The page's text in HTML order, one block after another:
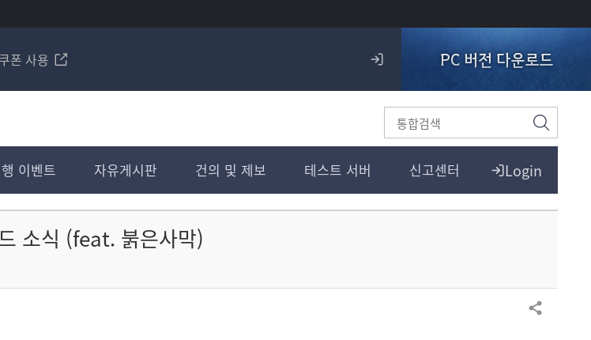
쿠폰 사용
로
PC 버전 다운로드
검
색
Login
이벤트 자유게시판 건의 및 제보 테스트 서버 신고센터
소식 (feat. 붉은사막)
공유하기